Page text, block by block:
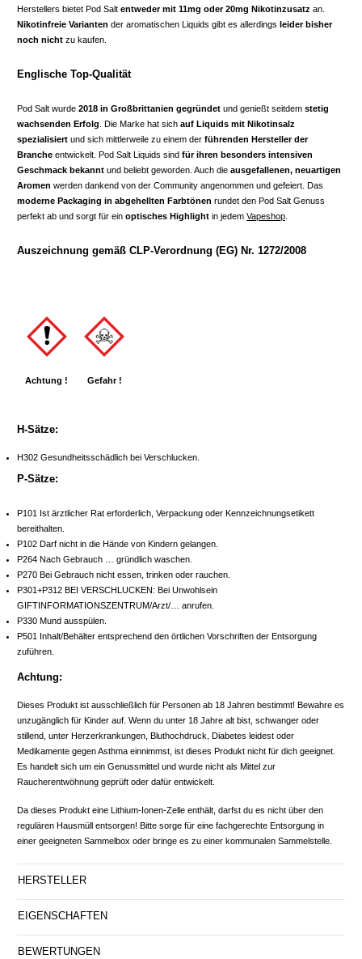
Herstellers bietet Pod Salt entweder mit 11mg oder 20mg Nikotinzusatz an.
Nikotinfreie Varianten der aromatischen Liquids gibt es allerdings leider bisher
noch nicht zu kaufen.
Englische Top-Qualität
Pod Salt wurde 2018 in Großbrittanien gegründet und genießt seitdem stetig
wachsenden Erfolg . Die Marke hat sich auf Liquids mit Nikotinsalz
spezialisiert und sich mittlerweile zu einem der führenden Hersteller der
Branche entwickelt. Pod Salt Liquids sind für ihren besonders intensiven
Geschmack bekannt und beliebt geworden. Auch die ausgefallenen, neuartigen
Aromen werden dankend von der Community angenommen und gefeiert. Das
moderne Packaging in abgehellten Farbtönen rundet den Pod Salt Genuss
perfekt ab und sorgt für ein optisches Highlight in jedem Vapeshop
Auszeichnung gemäß CLP-Verordnung (EG) Nr. 1272/2008
Achtung ! Gefahr !
H-Sätze:
H302 Gesundheitsschädlich bei Verschlucken.
P-Sätze:
P101 Ist ärztlicher Rat erforderlich, Verpackung oder Kennzeichnungsetikett
bereithalten.
P102 Darf nicht in die Hände von Kindern gelangen.
P264 Nach Gebrauch … gründlich waschen.
P270 Bei Gebrauch nicht essen, trinken oder rauchen.
P301+P312 BEI VERSCHLUCKEN: Bei Unwohlsein
GIFTINFORMATIONSZENTRUM/Arzt/… anrufen.
P330 Mund ausspülen.
P501 Inhalt/Behälter entsprechend den örtlichen Vorschriften der Entsorgung
zuführen.
Achtung:
Dieses Produkt ist ausschließlich für Personen ab 18 Jahren bestimmt! Bewahre es
unzugänglich für Kinder auf. Wenn du unter 18 Jahre alt bist, schwanger oder
stillend, unter Herzerkrankungen, Bluthochdruck, Diabetes leidest oder
Medikamente gegen Asthma einnimmst, ist dieses Produkt nicht für dich geeignet.
Es handelt sich um ein Genussmittel und wurde nicht als Mittel zur
Raucherentwöhnung geprüft oder dafür entwickelt.
Da dieses Produkt eine Lithium-Ionen-Zelle enthält, darfst du es nicht über den
regulären Hausmüll entsorgen! Bitte sorge für eine fachgerechte Entsorgung in
einer geeigneten Sammelbox oder bringe es zu einer kommunalen Sammelstelle.
HERSTELLER
EIGENSCHAFTEN
BEWERTUNGEN